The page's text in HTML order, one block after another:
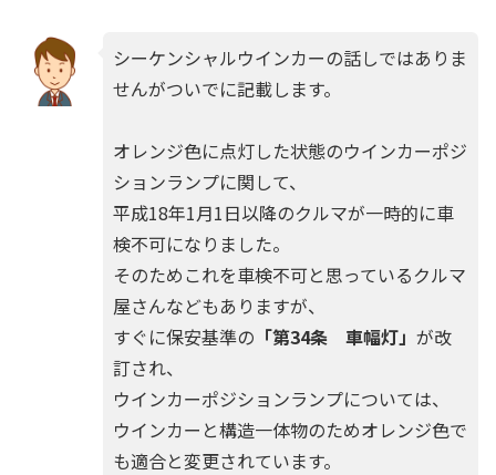
シーケンシャルウインカーの話しではありま
せんがついでに記載します。
オレンジ色に点灯した状態のウインカーポジ
ションランプに関して、
平成18年1月1日以降のクルマが一時的に車
検不可になりました。
そのためこれを車検不可と思っているクルマ
屋さんなどもありますが、
すぐに保安基準の 「第34条 車幅灯」 が改
訂され、
ウインカーポジションランプについては、
ウインカーと構造一体物のためオレンジ色で
も適合と変更されています。